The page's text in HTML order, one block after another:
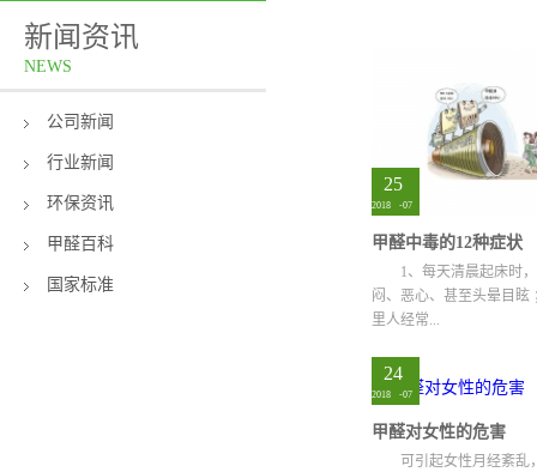
新闻资讯
NEWS
公司新闻
行业新闻
环保资讯
甲醛百科
国家标准
甲醛中毒的12种症状
1、每天清晨起床时
闷、恶心、甚至头晕目
里人经常...
容易患感冒； 3、...
2018 -07
25
甲醛对女性的危害
可引起女性月经紊乱
2018 -07
24